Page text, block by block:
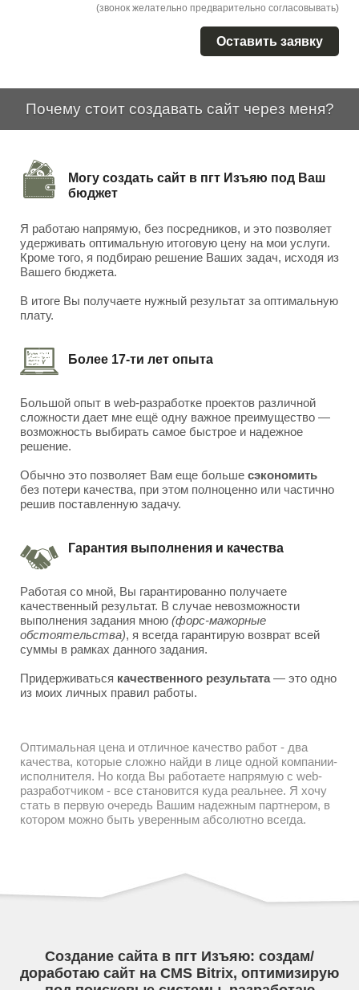
(звонок желательно предварительно согласовывать)
Оставить заявку
Почему стоит создавать сайт через меня?
Могу создать сайт в пгт Изъяю под Ваш
бюджет
Я работаю напрямую, без посредников, и это позволяет
удерживать оптимальную итоговую цену на мои услуги.
Кроме того, я подбираю решение Ваших задач, исходя из
Вашего бюджета.
В итоге Вы получаете нужный результат за оптимальную
плату.
Более 17-ти лет опыта
Большой опыт в web-разработке проектов различной
сложности дает мне ещё одну важное преимущество —
возможность выбирать самое быстрое и надежное
решение.
Обычно это позволяет Вам еще больше сэкономить
без потери качества, при этом полноценно или частично
решив поставленную задачу.
Гарантия выполнения и качества
Работая со мной, Вы гарантированно получаете
качественный результат. В случае невозможности
выполнения задания мною (форс-мажорные
обстоятельства), я всегда гарантирую возврат всей
суммы в рамках данного задания.
Придерживаться качественного результата— это одно
из моих личных правил работы.
Оптимальная цена и отличное качество работ - два
качества, которые сложно найди в лице одной компании-
исполнителя. Но когда Вы работаете напрямую с web-
разработчиком - все становится куда реальнее. Я хочу
стать в первую очередь Вашим надежным партнером, в
котором можно быть уверенным абсолютно всегда.
Создание сайта в пгт Изъяю: создам/
доработаю сайт на CMS Bitrix, оптимизирую